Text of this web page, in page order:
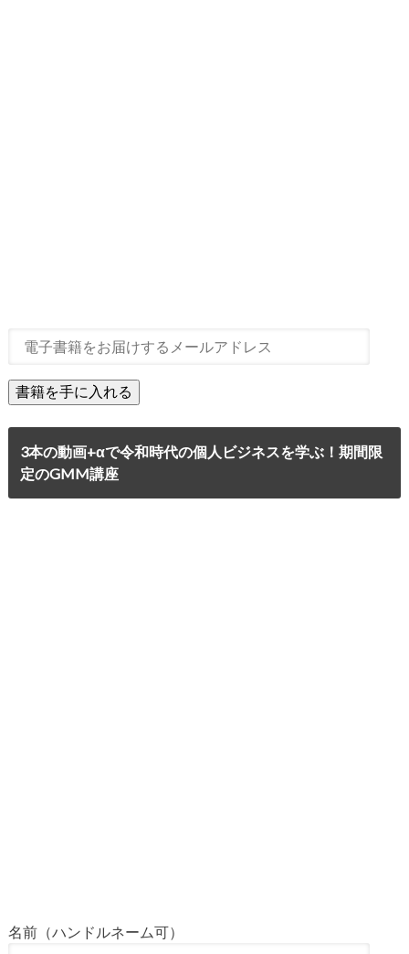
3本の動画+αで令和時代の個人ビジネスを学ぶ！期間限
定のGMM講座
名前（ハンドルネーム可）